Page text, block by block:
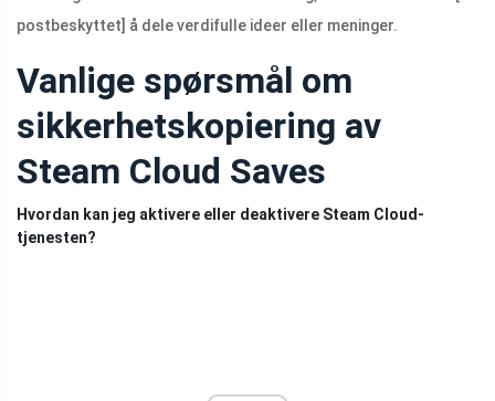
postbeskyttet] å dele verdifulle ideer eller meninger.
Vanlige spørsmål om
sikkerhetskopiering av
Steam Cloud Saves
Hvordan kan jeg aktivere eller deaktivere Steam Cloud-
tjenesten?